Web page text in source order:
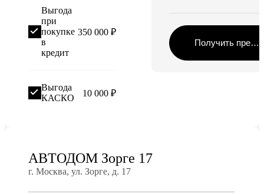
350 000 ₽
Выгода
при
покупке
в
кредит
10 000 ₽
Выгода
КАСКО
Получить
АВТОДОМ Зорге 17
г. Москва, ул. Зорге, д. 17